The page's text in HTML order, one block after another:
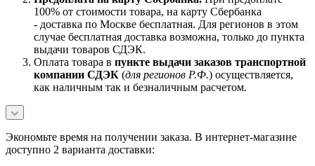
100% от стоимости товара, на карту Сбербанка
- доставка по Москве бесплатная. Для регионов в этом
случае бесплатная доставка возможна, только до пункта
выдачи товаров СДЭК.
Оплата товара в пункте выдачи заказов транспортной
компании СДЭК (для регионов Р.Ф.) осуществляется,
как наличным так и безналичным расчетом.
Экономьте время на получении заказа. В интернет-магазине
доступно 2 варианта доставки: